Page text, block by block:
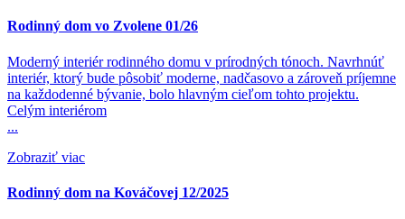
Rodinný dom vo Zvolene 01/26
Moderný interiér rodinného domu v prírodných tónoch. Navrhnúť
interiér, ktorý bude pôsobiť moderne, nadčasovo a zároveň príjemne
na každodenné bývanie, bolo hlavným cieľom tohto projektu.
Celým interiérom
...
Zobraziť viac
Rodinný dom na Kováčovej 12/2025